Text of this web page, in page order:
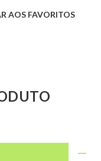
AOS FAVORITOS